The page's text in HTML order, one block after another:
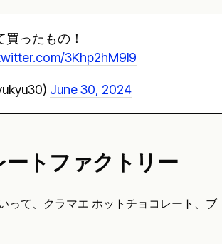
ったもの！
3Khp2hM9l9
June 30, 2024
トファクトリー
って、クラマエ ホットチョコレート、ブ